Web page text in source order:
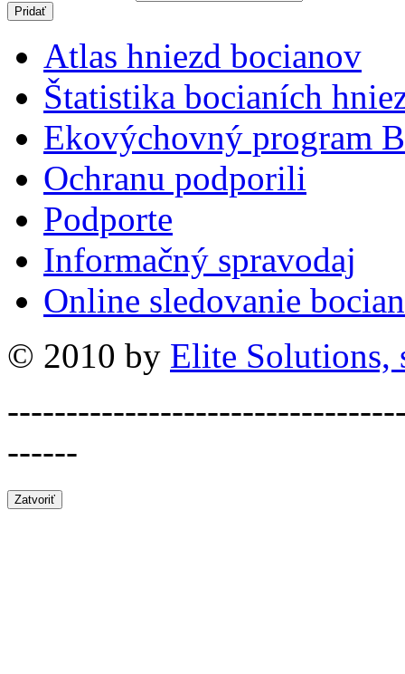
Atlas hniezd bocianov
Štatistika bocianích
Ekovýchovný program
Ochranu podporili
Podporte
Informačný spravodaj
Online sledovanie
© 2010 by Elite Solutions,
------